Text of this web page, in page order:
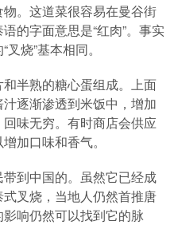
。这道菜很容易在曼谷街
的字面意思是“红肉”。事实
烧”基本相同。
半熟的糖心蛋组成。上面
逐渐渗透到米饭中，增加
味无穷。有时商店会供应
加口味和香气。
到中国的。虽然它已经成
叉烧，当地人仍然首推唐
响仍然可以找到它的脉